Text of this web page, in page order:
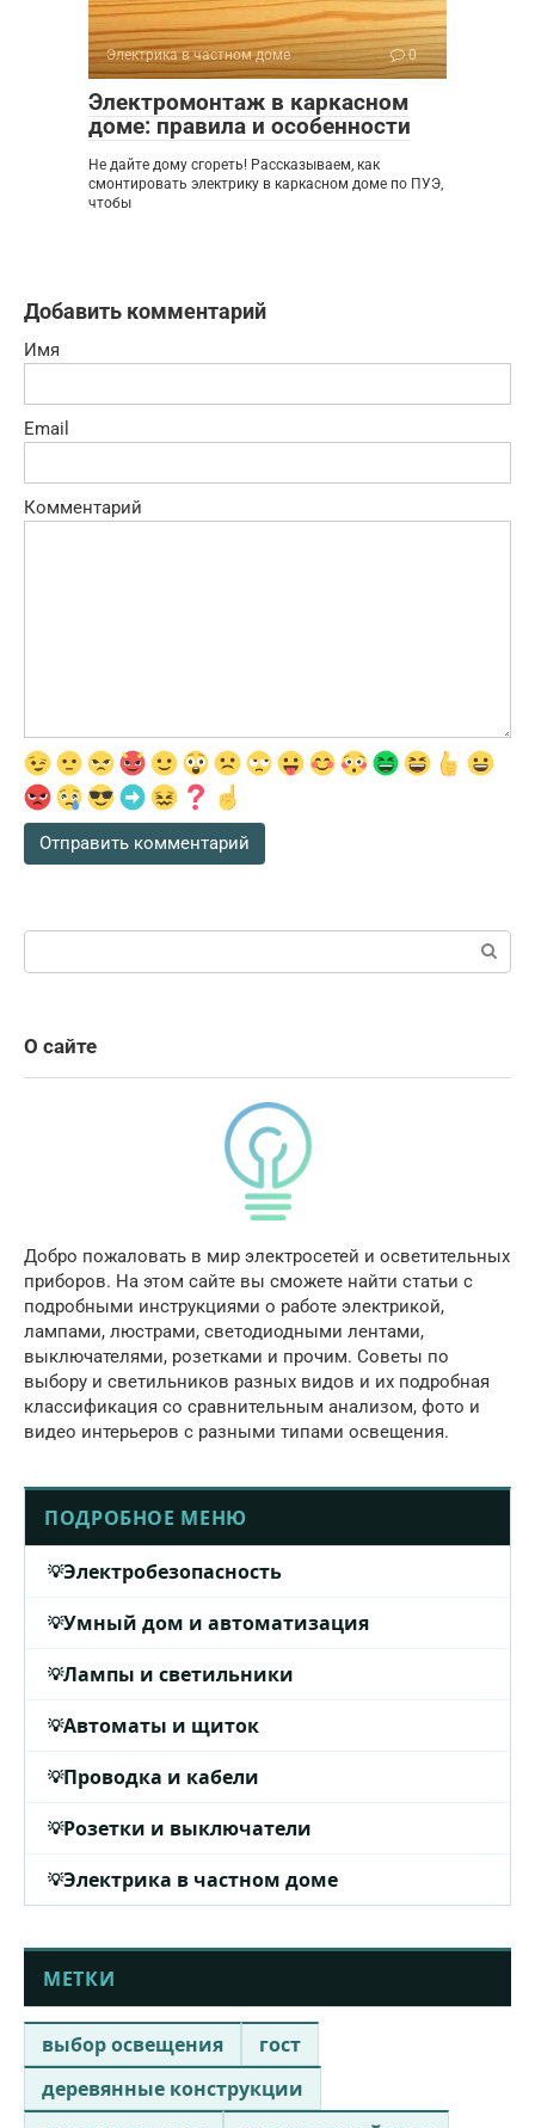
Электрика в частном доме 0
Электромонтаж в каркасном
доме: правила и особенности
Не дайте дому сгореть! Рассказываем, как
смонтировать электрику в каркасном доме по ПУЭ,
чтобы
Добавить комментарий
Имя
Email
Комментарий
Поиск:
О сайте
Добро пожаловать в мир электросетей и осветительных
приборов. На этом сайте вы сможете найти статьи с
подробными инструкциями о работе электрикой,
лампами, люстрами, светодиодными лентами,
выключателями, розетками и прочим. Советы по
выбору и светильников разных видов и их подробная
классификация со сравнительным анализом, фото и
видео интерьеров с разными типами освещения.
ПОДРОБНОЕ МЕНЮ
Электробезопасность
Умный дом и автоматизация
Лампы и светильники
Автоматы и щиток
Проводка и кабели
Розетки и выключатели
Электрика в частном доме
МЕТКИ
выбор освещения
гост
деревянные конструкции